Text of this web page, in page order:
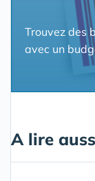
Trouvez des
avec un
A lire